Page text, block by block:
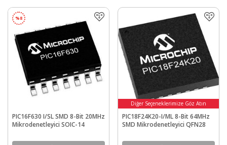
%8
PIC16F630 I/SL SMD 8-Bit 20MHz
Mikrodenetleyici SOIC-14
Diğer Seçeneklerimize Göz Atın
PIC18F24K20-I/ML 8-Bit 64MHz
SMD Mikrodenetleyici QFN28